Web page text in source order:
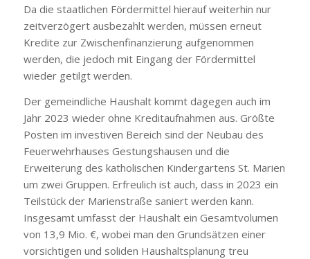
Da die staatlichen Fördermittel hierauf weiterhin nur
zeitverzögert ausbezahlt werden, müssen erneut
Kredite zur Zwischenfinanzierung aufgenommen
werden, die jedoch mit Eingang der Fördermittel
wieder getilgt werden.
Der gemeindliche Haushalt kommt dagegen auch im
Jahr 2023 wieder ohne Kreditaufnahmen aus. Größte
Posten im investiven Bereich sind der Neubau des
Feuerwehrhauses Gestungshausen und die
Erweiterung des katholischen Kindergartens St. Marien
um zwei Gruppen. Erfreulich ist auch, dass in 2023 ein
Teilstück der Marienstraße saniert werden kann.
Insgesamt umfasst der Haushalt ein Gesamtvolumen
von 13,9 Mio. €, wobei man den Grundsätzen einer
vorsichtigen und soliden Haushaltsplanung treu